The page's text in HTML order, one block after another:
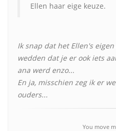
Ellen haar eige keuze.
Ik snap dat het Ellen's
wedden dat je er ook iets
ana werd enzo...
En ja, misschien zeg ik er
ouders...
You move